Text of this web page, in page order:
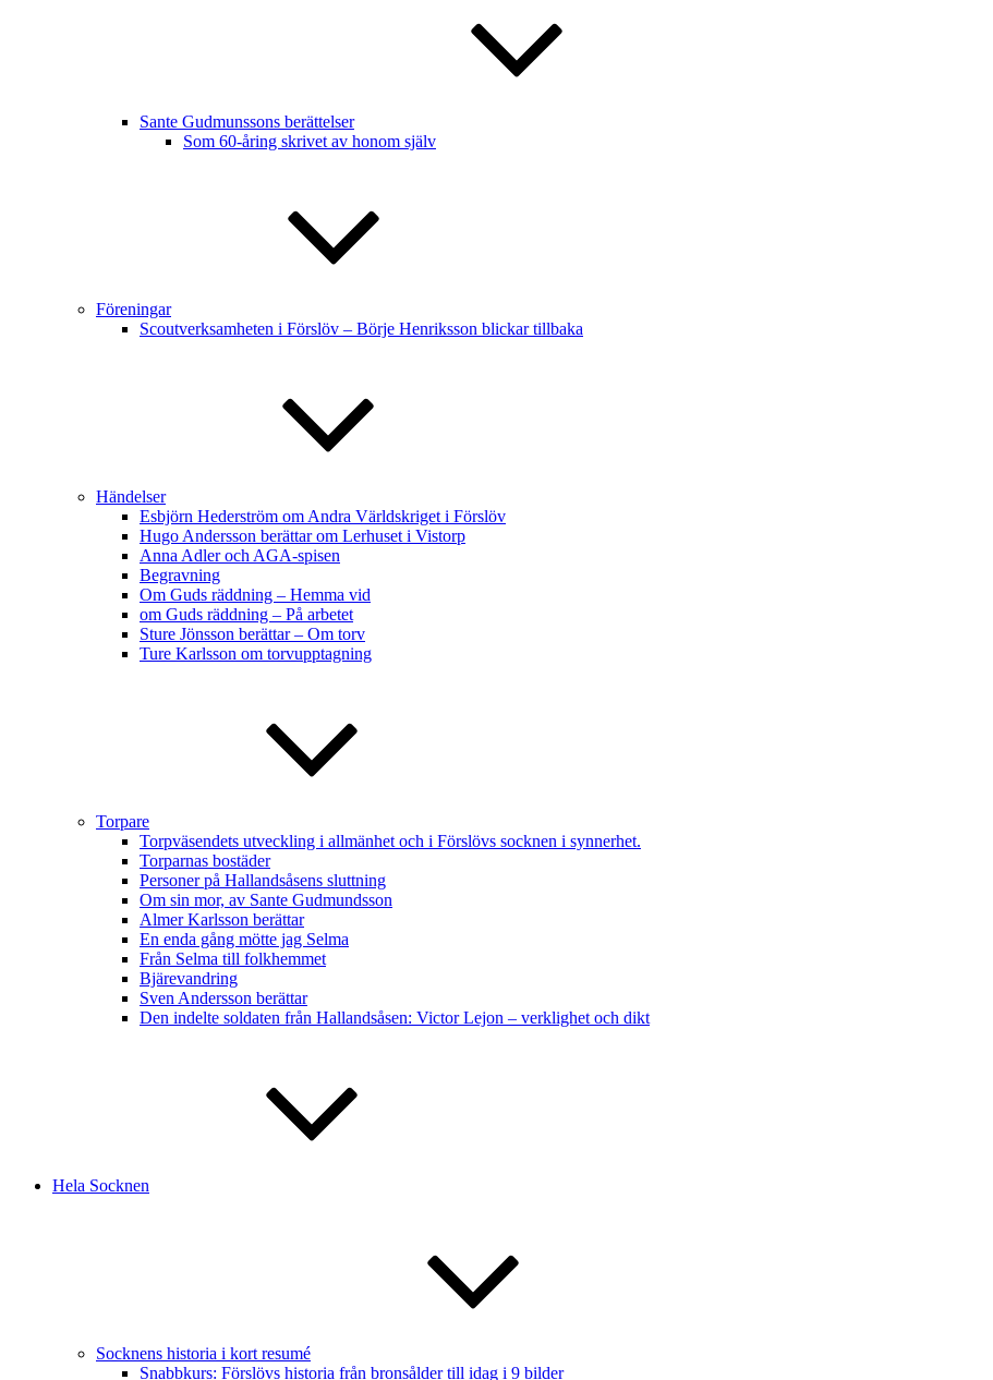
Sante Gudmunssons berättelser
Som 60-åring skrivet av honom själv
Föreningar
Scoutverksamheten i Förslöv – Börje Henriksson blickar tillbaka
Händelser
Esbjörn Hederström om Andra Världskriget i Förslöv
Hugo Andersson berättar om Lerhuset i Vistorp
Anna Adler och AGA-spisen
Begravning
Om Guds räddning – Hemma vid
om Guds räddning – På arbetet
Sture Jönsson berättar – Om torv
Ture Karlsson om torvupptagning
Torpare
Torpväsendets utveckling i allmänhet och i Förslövs socknen i synnerhet.
Torparnas bostäder
Personer på Hallandsåsens sluttning
Om sin mor, av Sante Gudmundsson
Almer Karlsson berättar
En enda gång mötte jag Selma
Från Selma till folkhemmet
Bjärevandring
Sven Andersson berättar
Den indelte soldaten från Hallandsåsen: Victor Lejon – verklighet och dikt
Hela Socknen
Socknens historia i kort resumé
Snabbkurs: Förslövs historia från bronsålder till idag i 9 bilder